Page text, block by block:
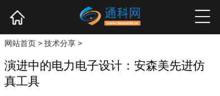
产业资讯 企业新品 高端访谈
网站首页> 技术分享>
演进中的电力电子设计：安森美先进仿
真工具